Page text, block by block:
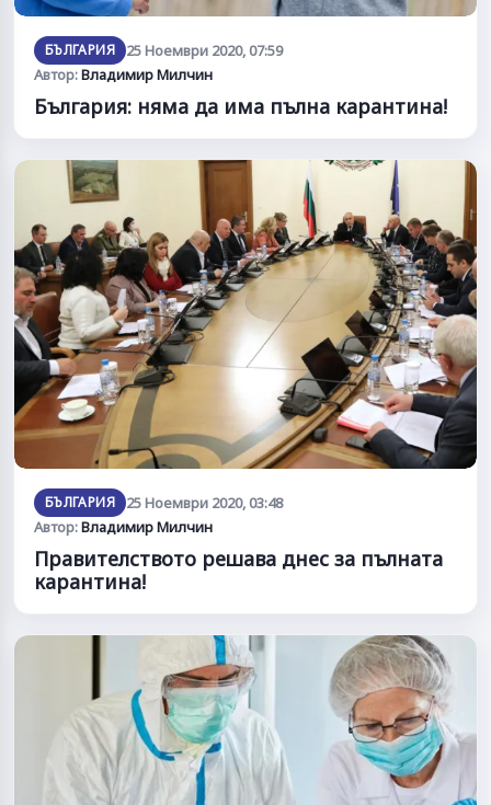
БЪЛГАРИЯ 25 Ноември 2020, 07:59
Автор:Владимир Милчин
България: няма да има пълна карантина!
БЪЛГАРИЯ 25 Ноември 2020, 03:48
Автор:Владимир Милчин
Правителството решава днес за пълната
карантина!